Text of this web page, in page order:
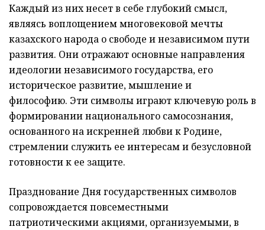
Каждый из них несет в себе глубокий смысл,
являясь воплощением многовековой мечты
казахского народа о свободе и независимом пути
развития. Они отражают основные направления
идеологии независимого государства, его
историческое развитие, мышление и
философию. Эти символы играют ключевую роль в
формировании национального самосознания,
основанного на искренней любви к Родине,
стремлении служить ее интересам и безусловной
готовности к ее защите.
Празднование Дня государственных символов
сопровождается повсеместными
патриотическими акциями, организуемыми, в